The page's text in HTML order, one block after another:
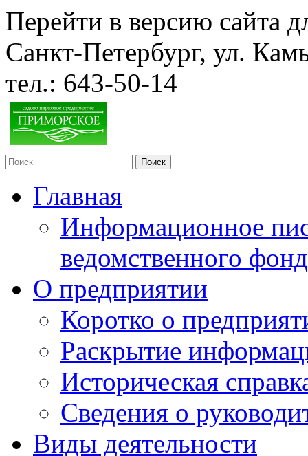
Перейти в версию сайта
Санкт-Петербург, ул.
тел.: 643-50-14
Главная
Информационное
ведомственного
О предприятии
Коротко о
Раскрытие
Историческая
Сведения о
Виды деятельности